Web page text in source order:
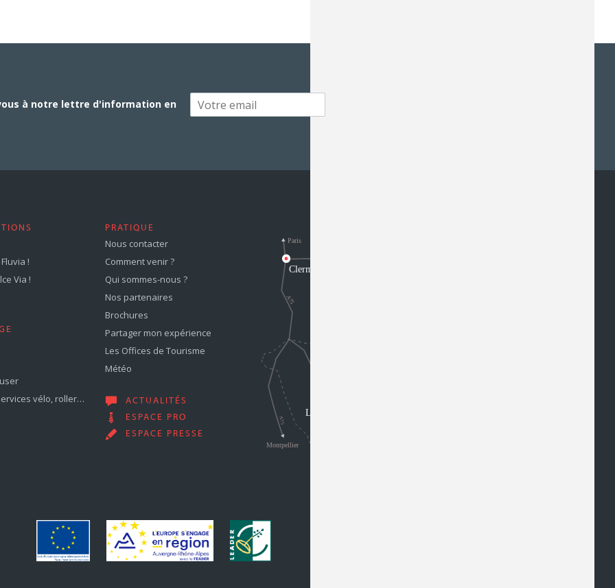
à notre lettre d'information en
!
Via !
vélo, roller…
PRATIQUE
Nous contacter
Comment venir ?
Qui sommes-nous ?
Nos partenaires
Brochures
Partager mon expérience
Les Offices de Tourisme
Météo
ACTUALITÉS
ESPACE PRO
ESPACE PRESSE